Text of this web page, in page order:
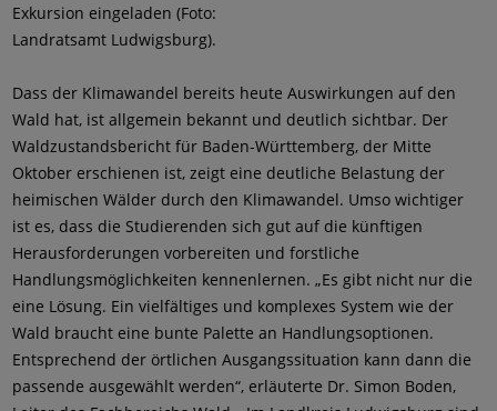
Exkursion eingeladen (Foto:
Landratsamt Ludwigsburg).
Dass der Klimawandel bereits heute Auswirkungen auf den
Wald hat, ist allgemein bekannt und deutlich sichtbar. Der
Waldzustandsbericht für Baden-Württemberg, der Mitte
Oktober erschienen ist, zeigt eine deutliche Belastung der
heimischen Wälder durch den Klimawandel. Umso wichtiger
ist es, dass die Studierenden sich gut auf die künftigen
Herausforderungen vorbereiten und forstliche
Handlungsmöglichkeiten kennenlernen. „Es gibt nicht nur die
eine Lösung. Ein vielfältiges und komplexes System wie der
Wald braucht eine bunte Palette an Handlungsoptionen.
Entsprechend der örtlichen Ausgangssituation kann dann die
passende ausgewählt werden“, erläuterte Dr. Simon Boden,